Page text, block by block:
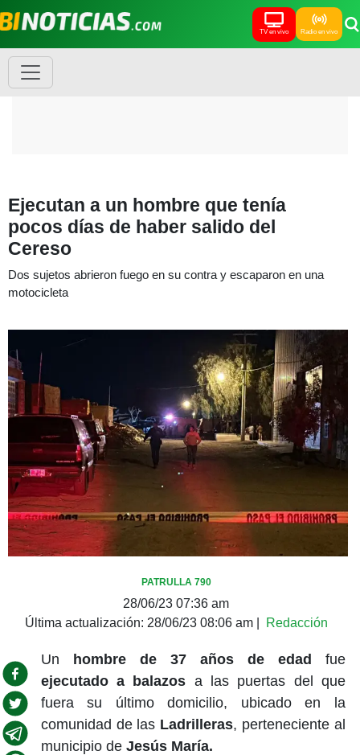
TV en vivo Radio en vivo
Ejecutan a un hombre que tenía
pocos días de haber salido del
Cereso
Dos sujetos abrieron fuego en su contra y escaparon en una
motocicleta
PATRULLA 790
28/06/23 07:36 am
Última actualización: 28/06/23 08:06 am| Redacción
Un hombre de 37 años de edad fue
ejecutado a balazos a las puertas del que
fuera su último domicilio, ubicado en la
comunidad de las Ladrilleras, perteneciente al
municipio de Jesús María.